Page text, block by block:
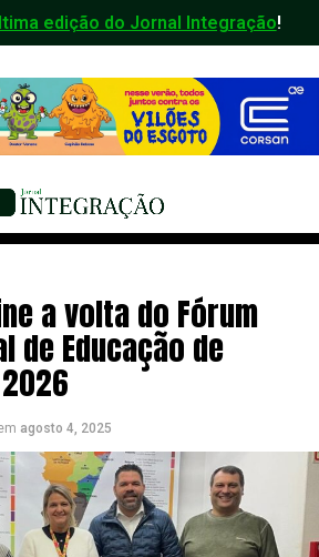
edição do Jornal Integração!
a volta do Fórum
de Educação de
agosto 4, 2025